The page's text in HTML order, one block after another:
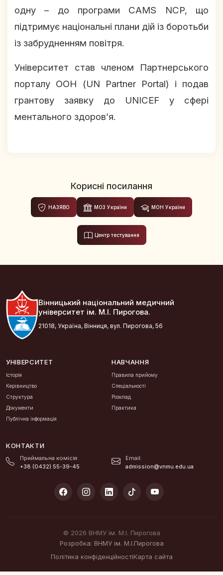
одну – до програми CAMS NCP, що
підтримує національні плани дій із боротьби
із забрудненням повітря.
Університет став членом Партнерського
порталу ООН (UN Partner Portal) і подав
грантову заявку до UNICEF у сфері
ментального здоров’я.
Корисні посилання
НАЗЯВО МОЗ України МОН України
Центр тестування
Вінницький національний медичний
університет ім. М.І. Пирогова.
21018, Україна, Вінниця, вул. Пирогова, 56
УНІВЕРСИТЕТ
Історія
Керівництво
Структура
Документи
Публічна інформація
НАВЧАННЯ
Правила прийому
Спеціальності
Розклад
Практика
КОНТАКТИ
Приймальна комісія:
+38 (0432) 55-39-45
Email:
admission@vnmu.edu.ua
© 2026 ВНМУ ім. М.І. Пирогова
Розробка: ВНМУ ім. М.І.Пирогова
Політика конфіденційностіКарта сайта